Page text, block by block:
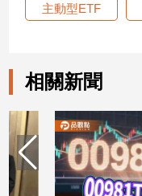
主動型ETF
相關新聞